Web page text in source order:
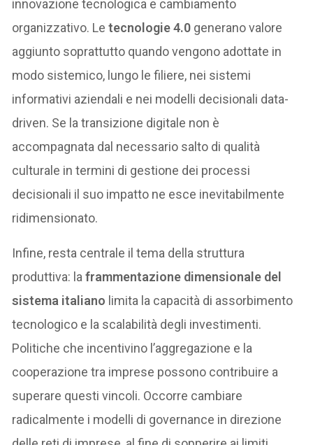
innovazione tecnologica e cambiamento
organizzativo. Letecnologie 4.0 generano valore
aggiunto soprattutto quando vengono adottate in
modo sistemico, lungo le filiere, nei sistemi
informativi aziendali e nei modelli decisionali data-
driven. Se la transizione digitale non è
accompagnata dal necessario salto di qualità
culturale in termini di gestione dei processi
decisionali il suo impatto ne esce inevitabilmente
ridimensionato.
Infine, resta centrale il tema della struttura
produttiva: laframmentazione dimensionale del
sistema italiano limita la capacità di assorbimento
tecnologico e la scalabilità degli investimenti.
Politiche che incentivino l’aggregazione e la
cooperazione tra imprese possono contribuire a
superare questi vincoli. Occorre cambiare
radicalmente i modelli di governance in direzione